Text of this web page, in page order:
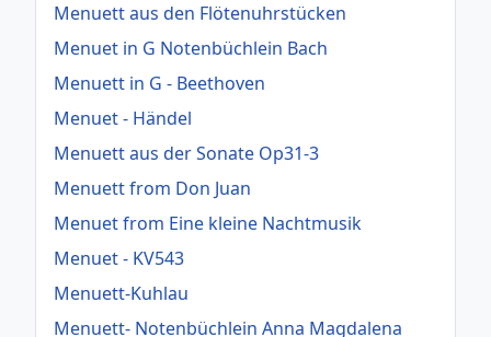
Menuett aus den Flötenuhrstücken
Menuet in G Notenbüchlein Bach
Menuett in G - Beethoven
Menuet - Händel
Menuett aus der Sonate Op31-3
Menuett from Don Juan
Menuet from Eine kleine Nachtmusik
Menuet - KV543
Menuett-Kuhlau
Menuett- Notenbüchlein Anna Magdalena